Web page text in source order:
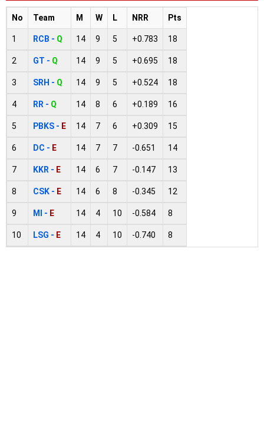
No Team M W L NRR Pts
1 RCB - Q 14 9 5 +0.783 18
2 GT - Q 14 9 5 +0.695 18
3 SRH - Q 14 9 5 +0.524 18
4 RR - Q 14 8 6 +0.189 16
5 PBKS - E 14 7 6 +0.309 15
6 DC - E 14 7 7 -0.651 14
7 KKR - E 14 6 7 -0.147 13
8 CSK - E 14 6 8 -0.345 12
9 MI - E 14 4 10 -0.584 8
10 LSG - E 14 4 10 -0.740 8